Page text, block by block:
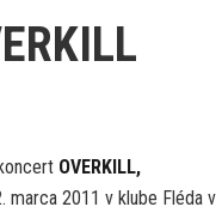
OVERKILL,
marca 2011 v klube Fléda v